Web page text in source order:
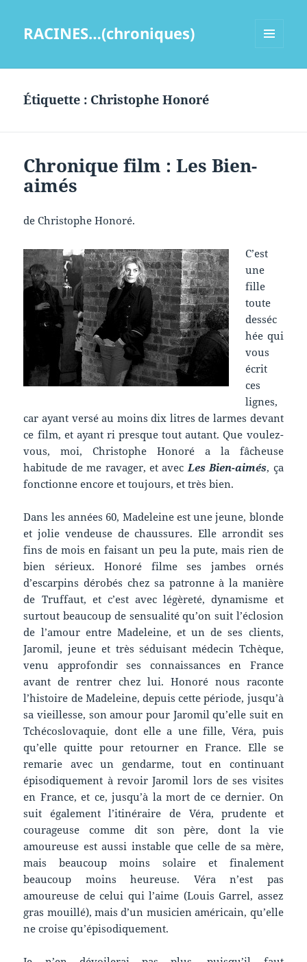
RACINES…(chroniques)
Étiquette : Christophe Honoré
Chronique film : Les Bien-
aimés
de Christophe Honoré.
C’est
une
fille
toute
desséc
hée qui
vous
écrit
ces
lignes,
car ayant versé au moins dix litres de larmes devant
ce film, et ayant ri presque tout autant. Que voulez-
vous, moi, Christophe Honoré a la fâcheuse
habitude de me ravager, et avecLes Bien-aimés, ça
fonctionne encore et toujours, et très bien.
Dans les années 60, Madeleine est une jeune, blonde
et jolie vendeuse de chaussures. Elle arrondit ses
fins de mois en faisant un peu la pute, mais rien de
bien sérieux. Honoré filme ses jambes ornés
d’escarpins dérobés chez sa patronne à la manière
de Truffaut, et c’est avec légèreté, dynamisme et
surtout beaucoup de sensualité qu’on suit l’éclosion
de l’amour entre Madeleine, et un de ses clients,
Jaromil, jeune et très séduisant médecin Tchèque,
venu approfondir ses connaissances en France
avant de rentrer chez lui. Honoré nous raconte
l’histoire de Madeleine, depuis cette période, jusqu’à
sa vieillesse, son amour pour Jaromil qu’elle suit en
Tchécoslovaquie, dont elle a une fille, Véra, puis
qu’elle quitte pour retourner en France. Elle se
remarie avec un gendarme, tout en continuant
épisodiquement à revoir Jaromil lors de ses visites
en France, et ce, jusqu’à la mort de ce dernier. On
suit également l’itinéraire de Véra, prudente et
courageuse comme dit son père, dont la vie
amoureuse est aussi instable que celle de sa mère,
mais beaucoup moins solaire et finalement
beaucoup moins heureuse. Véra n’est pas
amoureuse de celui qui l’aime (Louis Garrel, assez
gras mouillé), mais d’un musicien américain, qu’elle
ne croise qu’épisodiquement.